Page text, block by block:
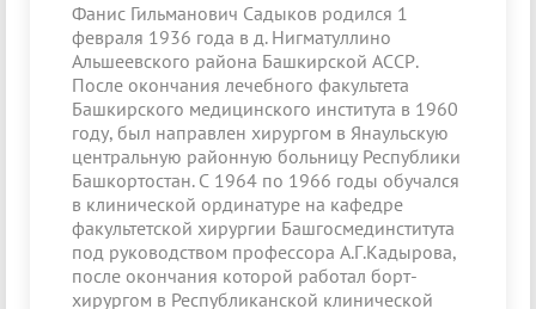
Фанис Гильманович Садыков родился 1
февраля 1936 года в д. Нигматуллино
Альшеевского района Башкирской АССР.
После окончания лечебного факультета
Башкирского медицинского института в 1960
году, был направлен хирургом в Янаульскую
центральную районную больницу Республики
Башкортостан. С 1964 по 1966 годы обучался
в клинической ординатуре на кафедре
факультетской хирургии Башгосмединститута
под руководством профессора А.Г.Кадырова,
после окончания которой работал борт-
хирургом в Республиканской клинической